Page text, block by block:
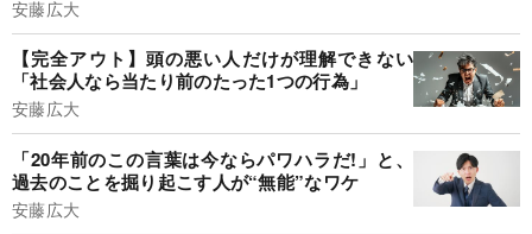
安藤広大
【完全アウト】頭の悪い人だけが理解できない
「社会人なら当たり前のたった1つの行為」
安藤広大
「20年前のこの言葉は今ならパワハラだ!」と、
過去のことを掘り起こす人が“無能”なワケ
安藤広大